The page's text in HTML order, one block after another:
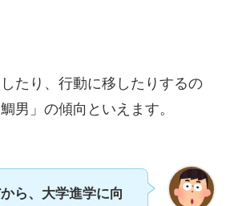
たり、行動に移したりするの
男」の傾向といえます。
ら、大学進学に向